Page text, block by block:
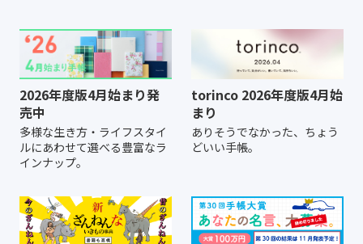
2026年度版4月始まり発
売中
多様な生き方・ライフスタイ
ルにあわせて選べる豊富なラ
インナップ。
torinco 2026年度版4月始
まり
ありそうでなかった、ちょう
どいい手帳。